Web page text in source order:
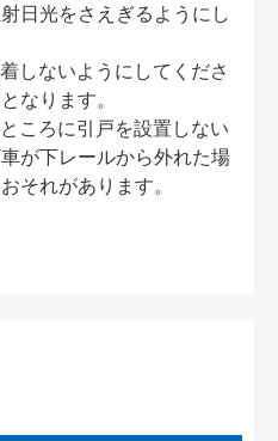
日光をさえぎるようにし
しないようにしてくださ
なります。
ころに引戸を設置しない
が下レールから外れた場
それがあります。